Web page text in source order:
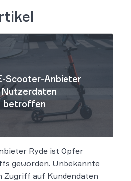
Scooter-Anbieter
Nutzerdaten
betroffen
Ryde ist Opfer
geworden. Unbekannte
Zugriff auf Kundendaten